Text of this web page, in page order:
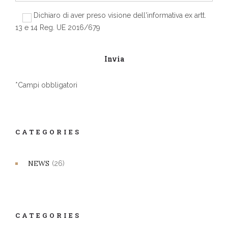
Dichiaro di aver preso visione dell'informativa ex artt.
13 e 14 Reg. UE 2016/679
*Campi obbligatori
CATEGORIES
NEWS (26)
CATEGORIES